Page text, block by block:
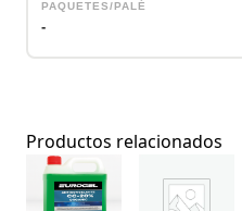
PAQUETES/PALÉ
-
Productos relacionados